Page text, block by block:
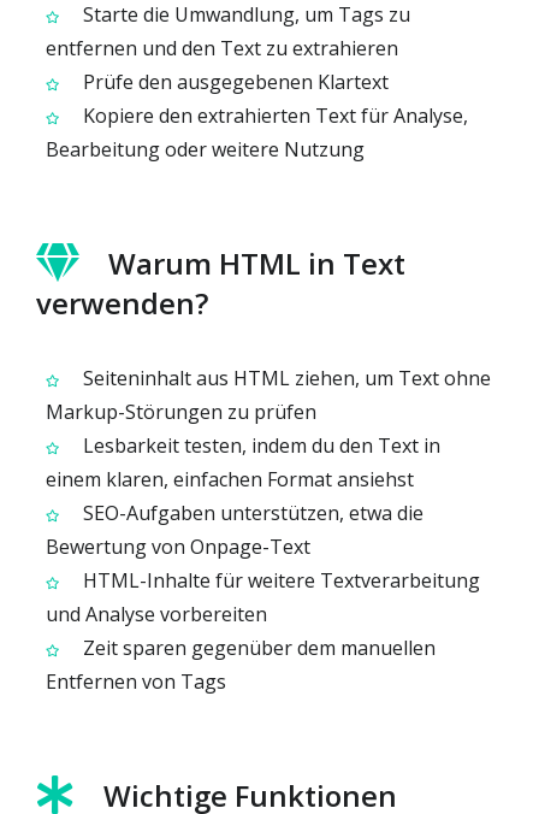
Starte die Umwandlung, um Tags zu
entfernen und den Text zu extrahieren
Prüfe den ausgegebenen Klartext
Kopiere den extrahierten Text für Analyse,
Bearbeitung oder weitere Nutzung
Warum HTML in Text
verwenden?
Seiteninhalt aus HTML ziehen, um Text ohne
Markup-Störungen zu prüfen
Lesbarkeit testen, indem du den Text in
einem klaren, einfachen Format ansiehst
SEO-Aufgaben unterstützen, etwa die
Bewertung von Onpage-Text
HTML-Inhalte für weitere Textverarbeitung
und Analyse vorbereiten
Zeit sparen gegenüber dem manuellen
Entfernen von Tags
Wichtige Funktionen